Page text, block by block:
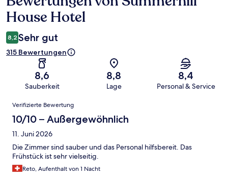
House Hotel
8,2 Sehr gut
315 Bewertungen
8,6
Sauberkeit
8,8
Lage
8,4
Personal & Service
Bewertungen
Verifizierte Bewertung
10/10 – Außergewöhnlich
11. Juni 2026
Die Zimmer sind sauber und das Personal hilfsbereit. Das
Frühstück ist sehr vielseitig.
Reto, Aufenthalt von 1 Nacht